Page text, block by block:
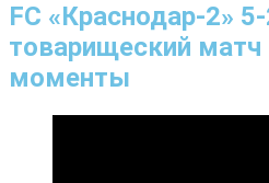
FC «Краснодар-2»
товарищеский
моменты